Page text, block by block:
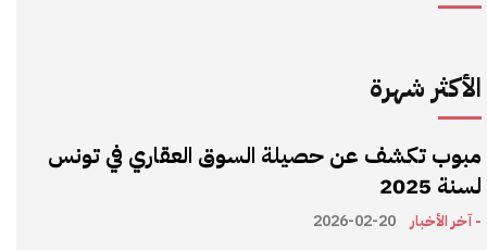
الأكثر شهرة
مبوب تكشف عن حصيلة السوق العقاري في تونس
لسنة 2025
- آخر الأخبار 2026-02-20